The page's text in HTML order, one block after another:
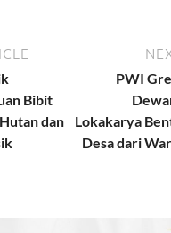
Bibit
dan
PWI
Lokakarya
Desa dari